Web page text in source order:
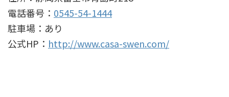
電話番号： 0545-54-1444
駐車場：あり
公式HP： http://www.casa-swen.com/